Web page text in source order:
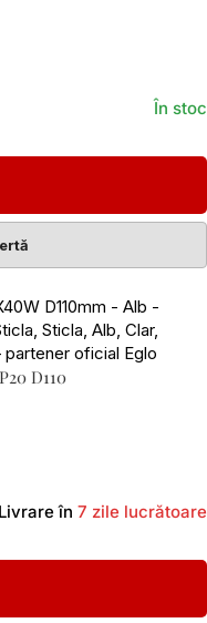
În stoc
D110
Livrare în 7 zile lucrătoare